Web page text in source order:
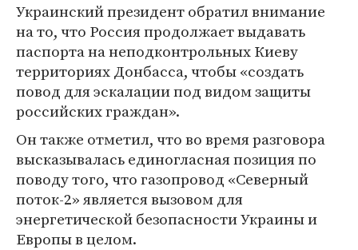
Украинский президент обратил внимание
на то, что Россия продолжает выдавать
паспорта на неподконтрольных Киеву
территориях Донбасса, чтобы «создать
повод для эскалации под видом защиты
российских граждан».
Он также отметил, что во время разговора
высказывалась единогласная позиция по
поводу того, что газопровод «Северный
поток-2» является вызовом для
энергетической безопасности Украины и
Европы в целом.